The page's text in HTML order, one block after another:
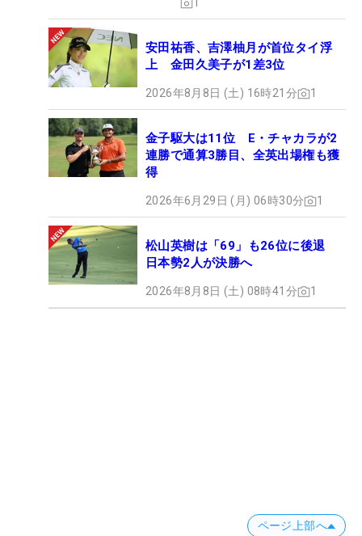
安田祐香、吉澤柚月が首位タイ浮
上 金田久美子が1差3位
2026年8月8日 (土) 16時21分 1
金子駆大は11位 E・チャカラが2
連勝で通算3勝目、全英出場権も獲
得
2026年6月29日 (月) 06時30分 1
松山英樹は「69」も26位に後退
日本勢2人が決勝へ
2026年8月8日 (土) 08時41分 1
ページ上部へ